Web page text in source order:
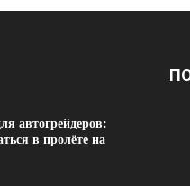
автогрейдеров:
в пролёте на